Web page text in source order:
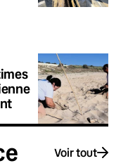
Voir tout